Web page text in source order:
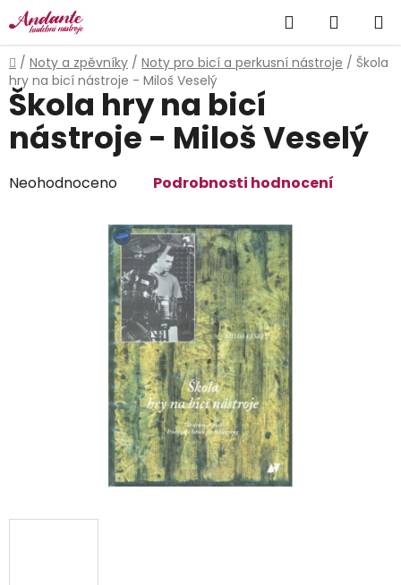
Přejít
na
obsah
Hledat
KOŠÍK
Domů
/ Noty a zpěvníky / Noty pro bicí a perkusní nástroje / Škola
hry na bicí nástroje - Miloš Veselý
Škola hry na bicí
nástroje - Miloš Veselý
Průměrné
Neohodnoceno Podrobnosti hodnocení